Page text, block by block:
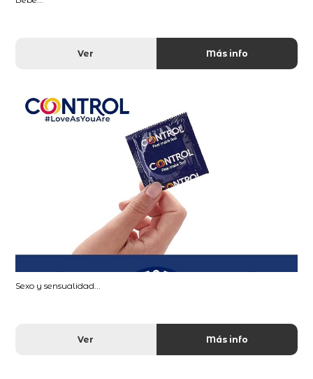
Ver Más info
Sexo y sensualidad...
Ver Más info